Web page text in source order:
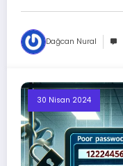
Dağcan Nural
30 Nisan 2024